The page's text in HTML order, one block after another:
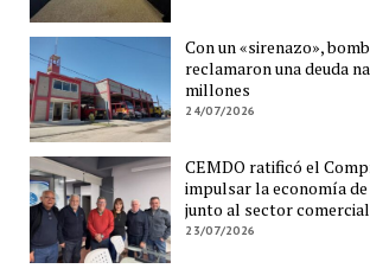
Con un «sirenazo»,
reclamaron una deuda
millones
24/07/2026
CEMDO ratificó el
impulsar la economía
junto al sector comercial
23/07/2026